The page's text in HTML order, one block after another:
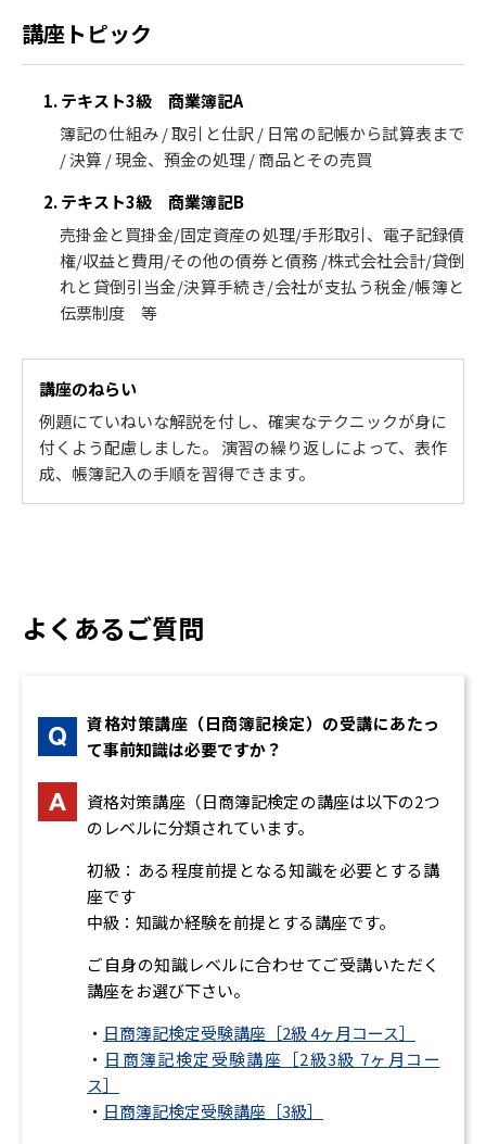
講座トピック
1. テキスト3級 商業簿記A
簿記の仕組み / 取引と仕訳 / 日常の記帳から試算表まで
/ 決算 / 現金、預金の処理 / 商品とその売買
2. テキスト3級 商業簿記B
売掛金と買掛金/固定資産の処理/手形取引、電子記録債
権/収益と費用/その他の債券と債務 /株式会社会計/貸倒
れと貸倒引当金/決算手続き/会社が支払う税金/帳簿と
伝票制度 等
講座のねらい
例題にていねいな解説を付し、確実なテクニックが身に
付くよう配慮しました。 演習の繰り返しによって、表作
成、帳簿記入の手順を習得できます。
よくあるご質問
資格対策講座（日商簿記検定）の受講にあたっ
て事前知識は必要ですか？
資格対策講座（日商簿記検定の講座は以下の2つ
のレベルに分類されています。
初級：ある程度前提となる知識を必要とする講
座です
中級：知識か経験を前提とする講座です。
ご自身の知識レベルに合わせてご受講いただく
講座をお選び下さい。
・ 日商簿記検定受験講座［2級 4ヶ月コース］
・ 日商簿記検定受験講座［2級3級 7ヶ月コー
ス］
・ 日商簿記検定受験講座［3級］